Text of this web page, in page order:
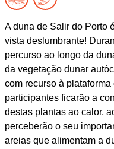
A duna de Salir do Porto
vista deslumbrante!
percurso ao longo da
da vegetação dunar
com recurso à
participantes ficarão a
destas plantas ao calor,
perceberão o seu
areias que alimentam a